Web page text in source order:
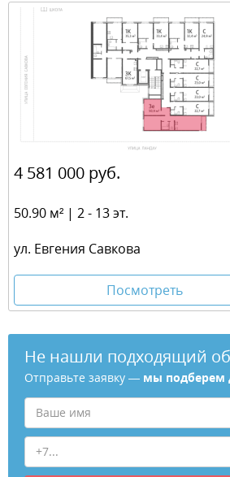
4 581 000 руб.
50.90 м² | 2 - 13 эт.
ул. Евгения Савкова
Посмотреть
Не нашли подходящий
Отправьте заявку — мы подберем